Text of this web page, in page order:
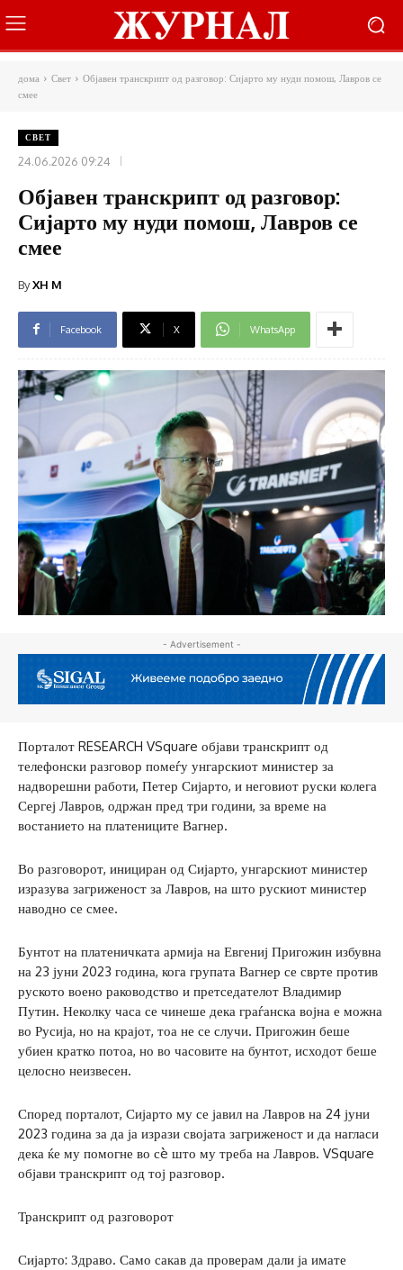
дома Свет
Објавен транскрипт од разговор: Сијарто му нуди помош, Лавров се
смее
СВЕТ
24.06.2026 09:24
Објавен транскрипт од разговор:
Сијарто му нуди помош, Лавров се
смее
ByXH M
Facebook X WhatsApp
- Advertisement -
Порталот RESEARCH VSquare објави транскрипт од
телефонски разговор помеѓу унгарскиот министер за
надворешни работи, Петер Сијарто, и неговиот руски колега
Сергеј Лавров, одржан пред три години, за време на
востанието на платениците Вагнер.
Во разговорот, инициран од Сијарто, унгарскиот министер
изразува загриженост за Лавров, на што рускиот министер
наводно се смее.
Бунтот на платеничката армија на Евгениј Пригожин избувна
на 23 јуни 2023 година, кога групата Вагнер се сврте против
руското воено раководство и претседателот Владимир
Путин. Неколку часа се чинеше дека граѓанска војна е можна
во Русија, но на крајот, тоа не се случи. Пригожин беше
убиен кратко потоа, но во часовите на бунтот, исходот беше
целосно неизвесен.
Според порталот, Сијарто му се јавил на Лавров на 24 јуни
2023 година за да ја изрази својата загриженост и да нагласи
дека ќе му помогне во сè што му треба на Лавров. VSquare
објави транскрипт од тој разговор.
Транскрипт од разговорот
Сијарто: Здраво. Само сакав да проверам дали ја имате